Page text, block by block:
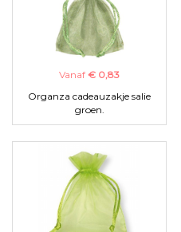
Vanaf € 0,83
Organza cadeauzakje salie
groen.